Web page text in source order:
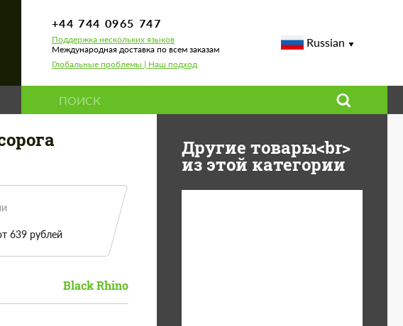
+44 744 0965 747
Поддержка нескольких языков
Международная доставка по всем заказам
Глобальные проблемы | Наш подход
Russian
639 рублей
Black Rhino
Другие товары<br>
из этой категории